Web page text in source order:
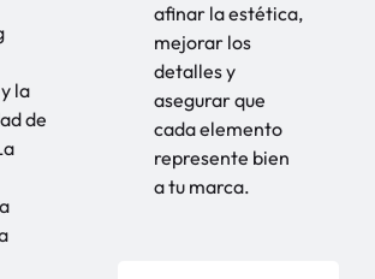
la
de
afinar la estética,
mejorar los
detalles y
asegurar que
cada elemento
represente bien
a tu marca.